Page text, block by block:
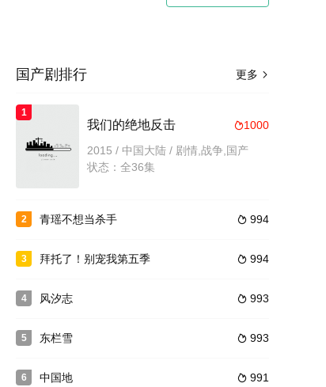
《战
转学过来的女子偶像团体成员艾蜜
,耿一正,孙蛟龙,杜旭东,张山,马克,孙桂田,杨耀天,杨子淇,温海
女不可动摇的钢铁意志，也让本没有任何交集形同陌路的梁步贵（吴
更多 
国产剧排行
1
1000
我们的绝地反击
2015 / 中国大陆 / 剧情,战争,国产
状态：全36集
2  994
青瑶不想当杀手
3  994
拜托了！别宠我第五季
4  993
风汐志
5  993
东栏雪
6  991
中国地